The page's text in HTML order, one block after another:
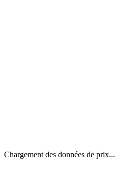
Chargement des données de prix...